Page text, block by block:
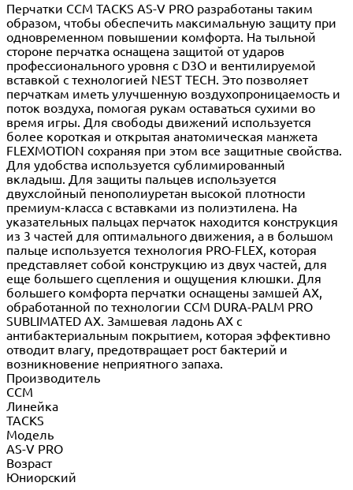
Перчатки CCM TACKS AS-V PRO разработаны таким
образом, чтобы обеспечить максимальную защиту при
одновременном повышении комфорта. На тыльной
стороне перчатка оснащена защитой от ударов
профессионального уровня с D3O и вентилируемой
вставкой с технологией NEST TECH. Это позволяет
перчаткам иметь улучшенную воздухопроницаемость и
поток воздуха, помогая рукам оставаться сухими во
время игры. Для свободы движений используется
более короткая и открытая анатомическая манжета
FLEXMOTION сохраняя при этом все защитные свойства.
Для удобства используется сублимированный
вкладыш. Для защиты пальцев используется
двухслойный пенополиуретан высокой плотности
премиум-класса с вставками из полиэтилена. На
указательных пальцах перчаток находится конструкция
из 3 частей для оптимального движения, а в большом
пальце используется технология PRO-FLEX, которая
представляет собой конструкцию из двух частей, для
еще большего сцепления и ощущения клюшки. Для
большего комфорта перчатки оснащены замшей AX,
обработанной по технологии CCM DURA-PALM PRO
SUBLIMATED AX. Замшевая ладонь AX с
антибактериальным покрытием, которая эффективно
отводит влагу, предотвращает рост бактерий и
возникновение неприятного запаха.
Производитель
CCM
Линейка
TACKS
Модель
AS-V PRO
Возраст
Юниорский